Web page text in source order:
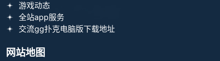
游戏动态
全站app服务
交流gg扑克电脑版下载地址
网站地图